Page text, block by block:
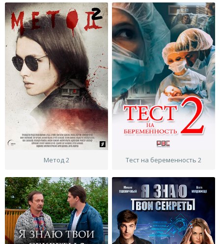
Метод 2 Тест на беременность 2